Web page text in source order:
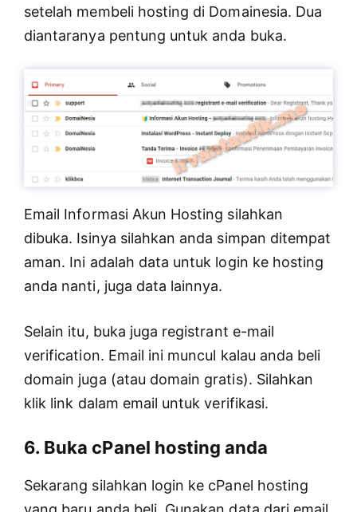
setelah membeli hosting di Domainesia. Dua
diantaranya pentung untuk anda buka.
Email Informasi Akun Hosting silahkan
dibuka. Isinya silahkan anda simpan ditempat
aman. Ini adalah data untuk login ke hosting
anda nanti, juga data lainnya.
Selain itu, buka juga registrant e-mail
verification. Email ini muncul kalau anda beli
domain juga (atau domain gratis). Silahkan
klik link dalam email untuk verifikasi.
6. Buka cPanel hosting anda
Sekarang silahkan login ke cPanel hosting